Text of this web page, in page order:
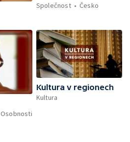
Společnost
Česko
Osobnosti
Kultura v regionech
Kultura